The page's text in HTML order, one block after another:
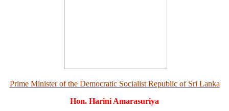
Prime Minister of the Democratic Socialist Republic of Sri Lanka
Hon. Harini Amarasuriya